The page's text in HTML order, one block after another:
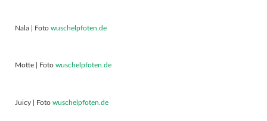
Nala | Foto wuschelpfoten.de
Motte | Foto wuschelpfoten.de
Juicy | Foto wuschelpfoten.de